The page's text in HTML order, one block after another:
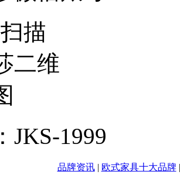
JKS-1999
品牌资讯 | 欧式家具十大品牌 |